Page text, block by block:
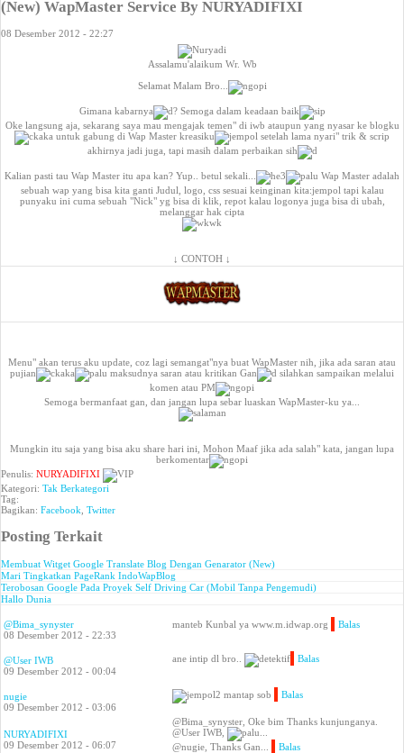
(New) WapMaster Service By NURYADIFIXI
08 Desember 2012 - 22:27
Assalamu'alaikum Wr. Wb
Selamat Malam Bro...
Gimana kabarnya
? Semoga dalam keadaan baik
Oke langsung aja, sekarang saya mau mengajak temen" di iwb ataupun yang nyasar ke blogku
untuk gabung di Wap Master kreasiku
setelah lama nyari" trik & scrip
akhirnya jadi juga, tapi masih dalam perbaikan sih
Kalian pasti tau Wap Master itu apa kan? Yup.. betul sekali...
Wap Master adalah
sebuah wap yang bisa kita ganti Judul, logo, css sesuai keinginan kita:jempol tapi kalau
punyaku ini cuma sebuah "Nick" yg bisa di klik, repot kalau logonya juga bisa di ubah,
melanggar hak cipta
↓ CONTOH ↓
Menu" akan terus aku update, coz lagi semangat"nya buat WapMaster nih, jika ada saran atau
pujian
maksudnya saran atau kritikan Gan
silahkan sampaikan melalui
komen atau PM
Semoga bermanfaat gan, dan jangan lupa sebar luaskan WapMaster-ku ya...
Mungkin itu saja yang bisa aku share hari ini, Mohon Maaf jika ada salah" kata, jangan lupa
berkomentar
Penulis: NURYADIFIXI
Kategori: Tak Berkategori
Tag:
Bagikan: Facebook Twitter
Posting Terkait
Membuat Witget Google Translate Blog Dengan Genarator (New)
Mari Tingkatkan PageRank IndoWapBlog
Terobosan Google Pada Proyek Self Driving Car (Mobil Tanpa Pengemudi)
Hallo Dunia
@Bima_synyster
08 Desember 2012 - 22:33
manteb Kunbal ya www.m.idwap.org Balas
@User IWB
09 Desember 2012 - 00:04
ane intip dl bro.. Balas
nugie
09 Desember 2012 - 03:06
mantap sob Balas
NURYADIFIXI
09 Desember 2012 - 06:07
@Bima_synyster, Oke bim Thanks kunjunganya.
@User IWB,
@nugie, Thanks Gan...
Balas